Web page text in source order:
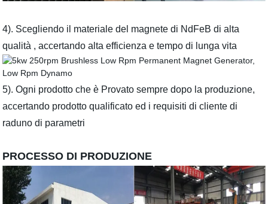
4). Scegliendo il materiale del magnete di NdFeB di alta
qualità , accertando alta efficienza e tempo di lunga vita
5). Ogni prodotto che è Provato sempre dopo la produzione,
accertando prodotto qualificato ed i requisiti di cliente di
raduno di parametri
PROCESSO DI PRODUZIONE